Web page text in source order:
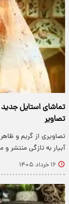
تماشای استایل جدید
تصاویر
تصاویری از گریم و
آبیار به تازگی منتشر
۱۶ خرداد ۱۴۰۵